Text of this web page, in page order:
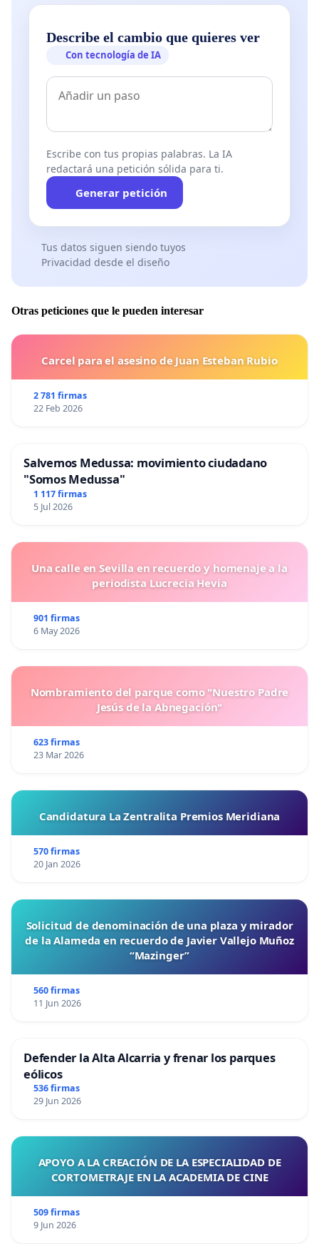
Describe el cambio que quieres ver
Con tecnología de IA
Escribe con tus propias palabras. La IA
redactará una petición sólida para ti.
Generar petición
Tus datos siguen siendo tuyos
Privacidad desde el diseño
Otras peticiones que le pueden interesar
Carcel para el asesino de Juan Esteban Rubio
2 781 firmas
22 Feb 2026
Salvemos Medussa: movimiento ciudadano
"Somos Medussa"
1 117 firmas
5 Jul 2026
Una calle en Sevilla en recuerdo y homenaje a la
periodista Lucrecia Hevia
901 firmas
6 May 2026
Nombramiento del parque como "Nuestro Padre
Jesús de la Abnegación"
623 firmas
23 Mar 2026
Candidatura La Zentralita Premios Meridiana
570 firmas
20 Jan 2026
Solicitud de denominación de una plaza y mirador
de la Alameda en recuerdo de Javier Vallejo Muñoz
“Mazinger”
560 firmas
11 Jun 2026
Defender la Alta Alcarria y frenar los parques
eólicos
536 firmas
29 Jun 2026
APOYO A LA CREACIÓN DE LA ESPECIALIDAD DE
CORTOMETRAJE EN LA ACADEMIA DE CINE
509 firmas
9 Jun 2026